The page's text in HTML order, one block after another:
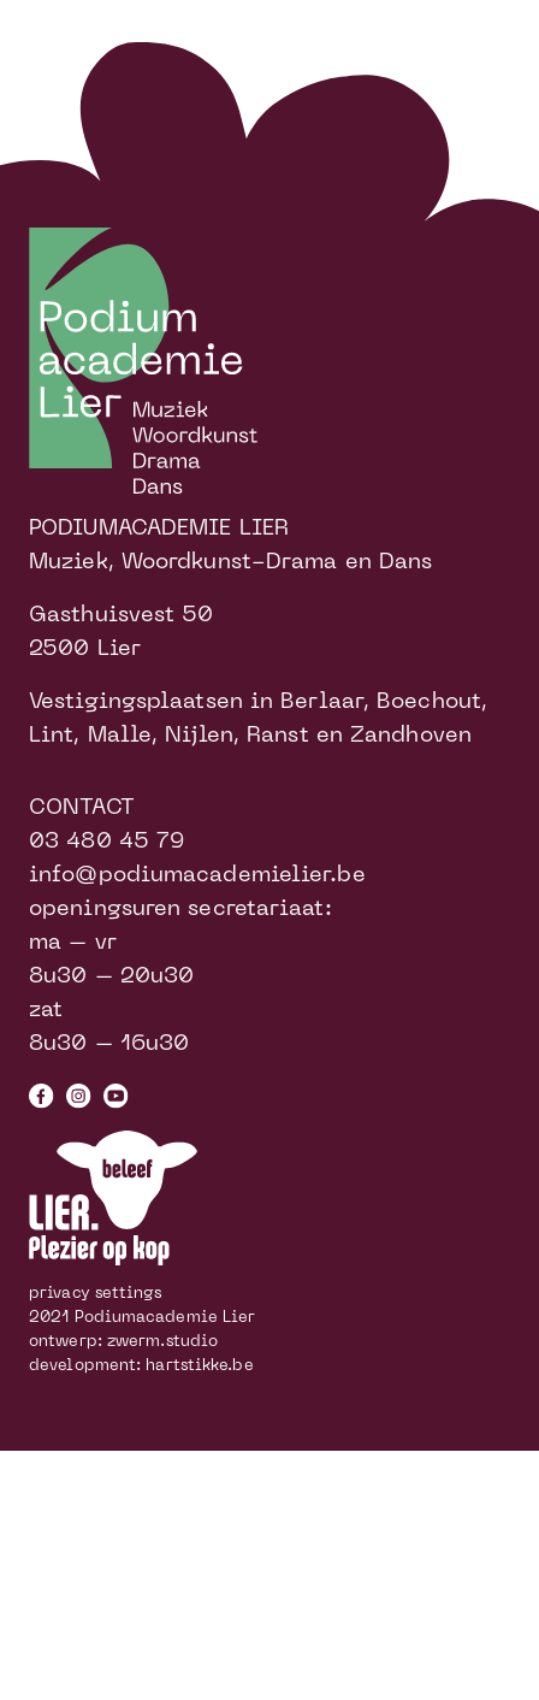
PODIUMACADEMIE LIER
Muziek, Woordkunst-Drama en Dans
Gasthuisvest 50
2500 Lier
Vestigingsplaatsen in Berlaar, Boechout,
Lint, Malle, Nijlen, Ranst en Zandhoven
CONTACT
03 480 45 79
info@podiumacademielier.be
openingsuren secretariaat:
ma – vr
8u30 – 20u30
zat
8u30 – 16u30
privacy settings
2021 Podiumacademie Lier
ontwerp: zwerm.studio
development: hartstikke.be